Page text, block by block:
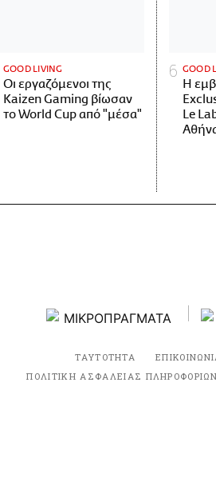
GOOD LIVING
Οι εργαζόμενοι της
Kaizen Gaming βίωσαν
το World Cup από "μέσα"
GOOD
Η
Le
ΤΑΥΤΟΤΗΤΑ
ΠΟΛΙΤΙΚΗ ΑΣΦΑΛΕΙΑΣ